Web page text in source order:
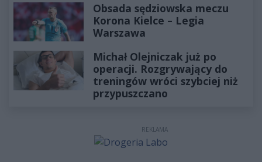
Obsada sędziowska meczu
Korona Kielce – Legia
Warszawa
Michał Olejniczak już po
operacji. Rozgrywający do
treningów wróci szybciej niż
przypuszczano
REKLAMA